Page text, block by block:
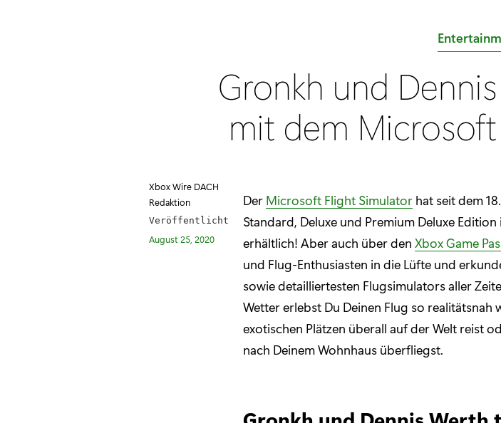
K
t
e
g
o
e
:
Gronkh und
mit dem
Xbox Wire DACH
Redaktion
Veröffentlicht
August 25, 2020
Der Microsoft Flight Simulator hat seit dem
Standard, Deluxe und Premium Deluxe Edition
erhältlich! Aber auch über den Xbox Game
und Flug-Enthusiasten in die Lüfte und
sowie detailliertesten Flugsimulators aller
Wetter erlebst Du Deinen Flug so realitätsnah
exotischen Plätzen überall auf der Welt reist
nach Deinem Wohnhaus überfliegst.